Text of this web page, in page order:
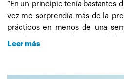
“En un principio tenía bastantes
vez me sorprendía más de la
prácticos en menos de una
excelencia, y con buenos y
Leer más